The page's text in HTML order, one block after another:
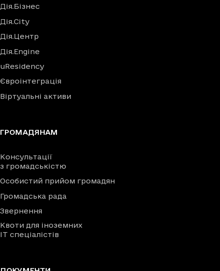
Дія.Бізнес
Дія.City
Дія.Центр
Дія.Engine
uResidency
Євроінтеграція
Віртуальні активи
ГРОМАДЯНАМ
Консультації
з громадськістю
Особистий прийом громадян
Громадська рада
Звернення
Квоти для іноземних
IT спеціалістів